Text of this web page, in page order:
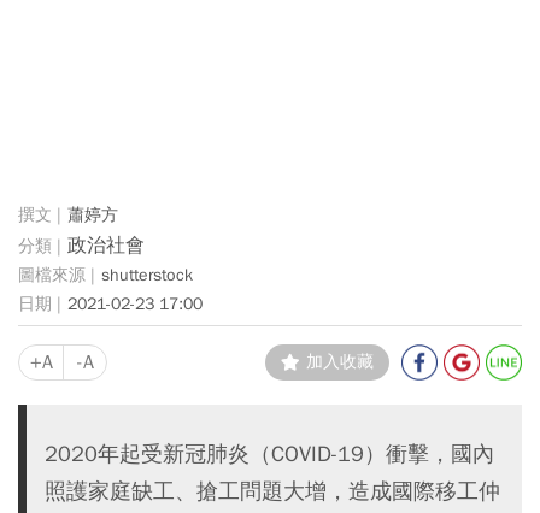
蕭婷方
政治社會
shutterstock
2021-02-23 17:00
+A -A 加入收藏
2020年起受新冠肺炎（COVID-19）衝擊，國內
照護家庭缺工、搶工問題大增，造成國際移工仲